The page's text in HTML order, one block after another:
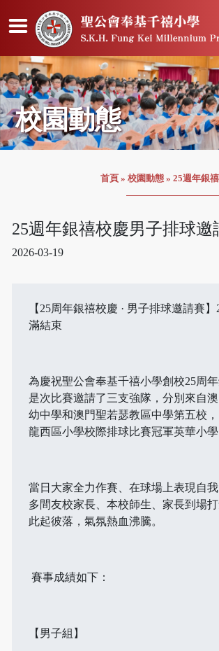
校園動態
首頁 » 校園動態 » 25週年銀
25週年銀禧校慶男子排球邀
2026-03-19
【25周年銀禧校慶 · 男子排球邀請賽】
滿結束
為慶祝聖公會奉基千禧小學創校25周年
是次比賽邀請了三支強隊，分別來自
幼中學和澳門聖若瑟教區中學第五校
龍西區小學校際排球比賽冠軍英華小學
當日大家全力作賽、在球場上表現自
多間友校家長、本校師生、家長到場
此起彼落，氣氛熱血沸騰。
賽事成績如下：
【男子組】